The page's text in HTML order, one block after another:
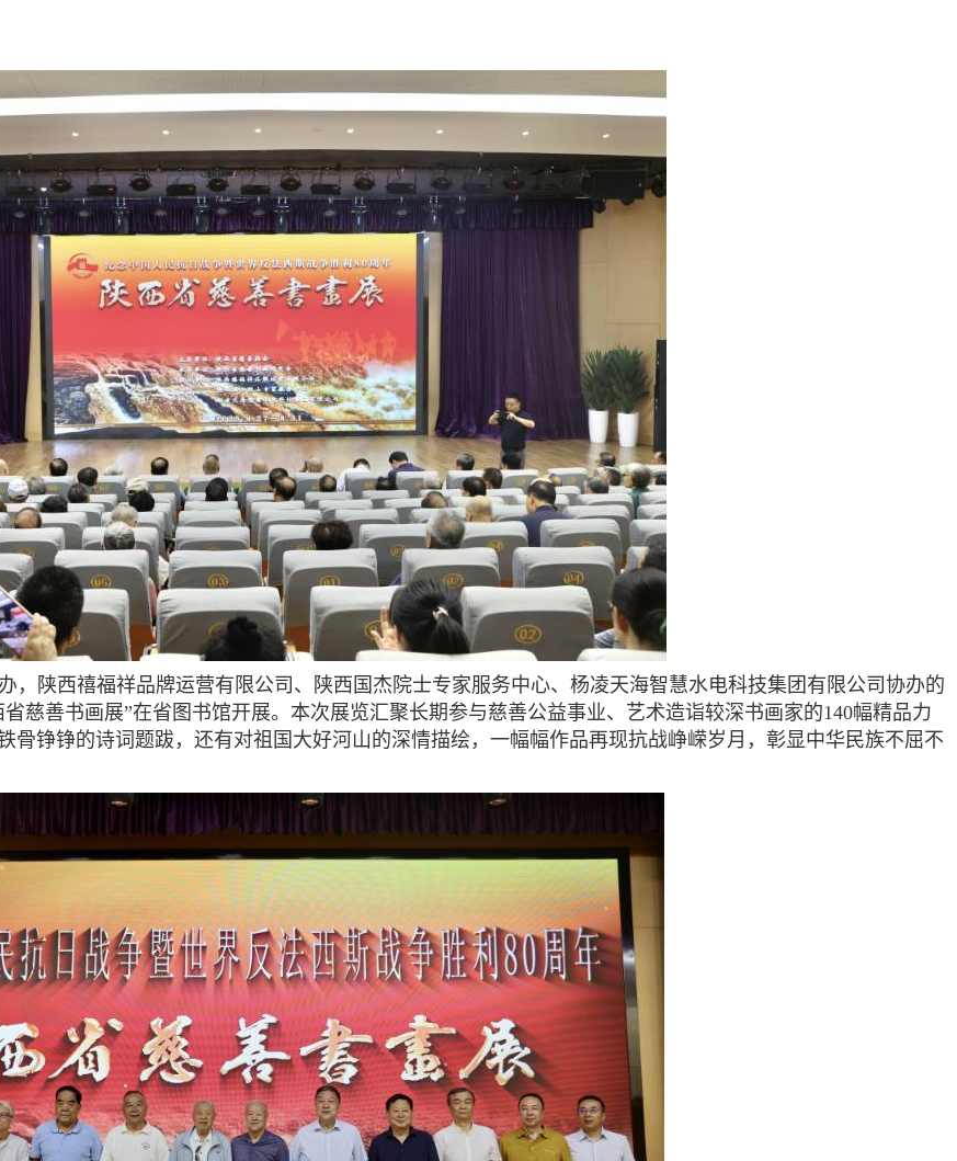
，陕西禧福祥品牌运营有限公司、陕西国杰院士专家服务中心、杨凌天海智慧水电科技集团有限公司协办的
慈善书画展”在省图书馆开展。本次展览汇聚长期参与慈善公益事业、艺术造诣较深书画家的140幅精品力
铮铮的诗词题跋，还有对祖国大好河山的深情描绘，一幅幅作品再现抗战峥嵘岁月，彰显中华民族不屈不